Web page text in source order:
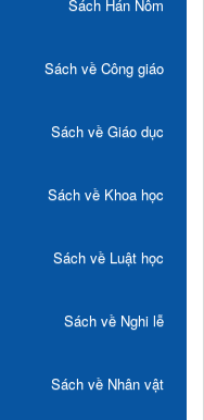
Sách Hán Nôm
Sách về Công giáo
Sách về Giáo dục
Sách về Khoa học
Sách về Luật học
Sách về Nghi lễ
Sách về Nhân vật